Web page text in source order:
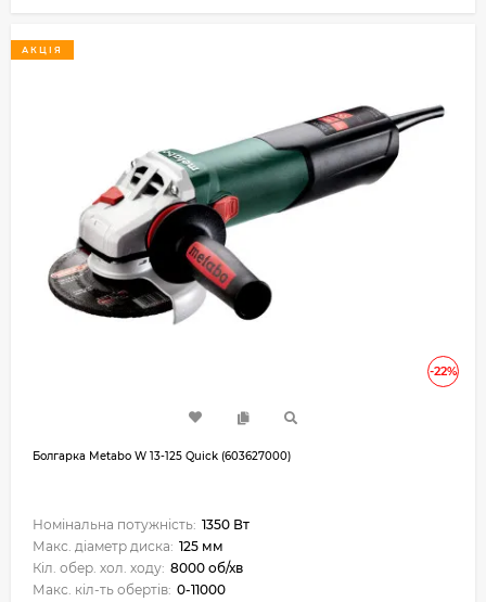
-22%
АКЦІЯ
Болгарка Metabo W 13-125 Quick (603627000)
Номінальна потужність: 1350 Вт
Макс. діаметр диска: 125 мм
Кіл. обер. хол. ходу: 8000 об/хв
Макс. кіл-ть обертів: 0-11000